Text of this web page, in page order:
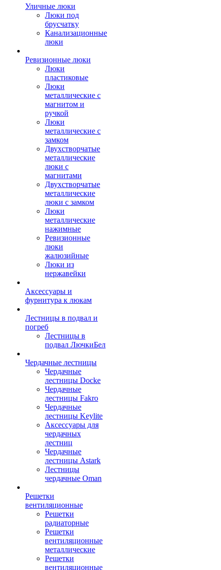
Уличные люки
Люки под
брусчатку
Канализационные
люки
Ревизионные люки
Люки
пластиковые
Люки
металлические с
магнитом и
ручкой
Люки
металлические с
замком
Двухстворчатые
металлические
люки с
магнитами
Двухстворчатые
металлические
люки с замком
Люки
металлические
нажимные
Ревизионные
люки
жалюзийные
Люки из
нержавейки
Аксессуары и
фурнитура к люкам
Лестницы в подвал и
погреб
Лестницы в
подвал ЛючкиБел
Чердачные лестницы
Чердачные
лестницы Docke
Чердачные
лестницы Fakro
Чердачные
лестницы Keylite
Аксессуары для
чердачных
лестниц
Чердачные
лестницы Astark
Лестницы
чердачные Oman
Решетки
вентиляционные
Решетки
радиаторные
Решетки
вентиляционные
металлические
Решетки
вентиляционные